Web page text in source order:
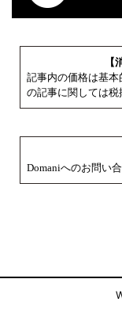
【
記事内の価格は基
の記事に関しては税
Domaniへのお問い